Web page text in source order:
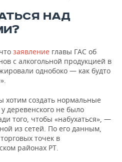
НАД
заявление главы ГАС об
с алкогольной продукцией в
однобоко — как будто
создать нормальные
деревенского не было
того, чтобы «набухаться», —
из сетей. По его данным,
точек в
районах РТ.